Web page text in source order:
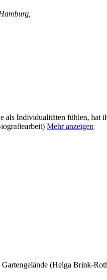
als Individualitäten fühlen, hat
Mehr anzeigen
(Helga Brink-